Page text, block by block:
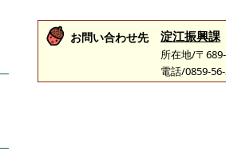
お問い合わせ先 淀江振興課
所在地/〒
電話/0859-